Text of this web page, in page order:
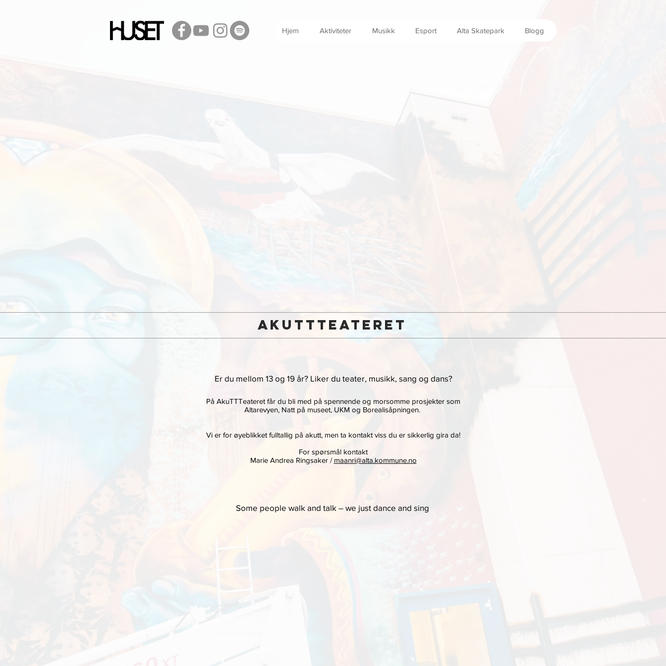
Hjem Aktiviteter Musikk Esport Alta Skatepark Blogg
Akuttteateret
Er du mellom 13 og 19 år? Liker du teater, musikk, sang og dans?
På AkuTTTeateret får du bli med på spennende og morsomme prosjekter som
Altarevyen, Natt på museet, UKM og Borealisåpningen.
Vi er for øyeblikket fulltallig på akutt, men ta kontakt viss du er sikkerlig gira da!
For spørsmål kontakt
Marie Andrea Ringsaker / maanri@alta.kommune.no
Some people walk and talk – we just dance and sing